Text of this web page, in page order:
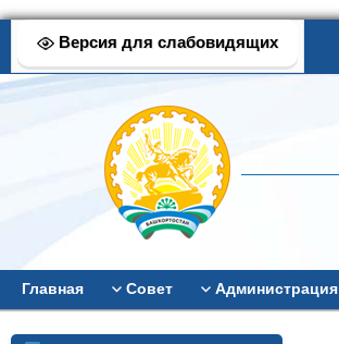
Версия для слабовидящих
Главная Совет Администрация